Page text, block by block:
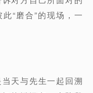
“磨合”的现场，一
天与先生一起回溯